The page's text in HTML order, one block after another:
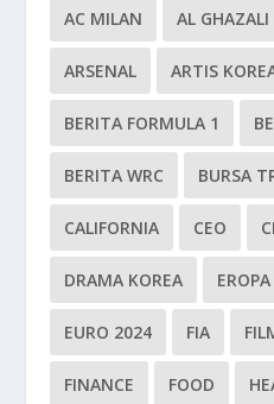
AC MILAN AL GHAZALI
ARSENAL ARTIS
BERITA FORMULA 1
BERITA WRC BURSA
CALIFORNIA CEO
DRAMA KOREA EROPA
EURO 2024 FIA
FINANCE FOOD